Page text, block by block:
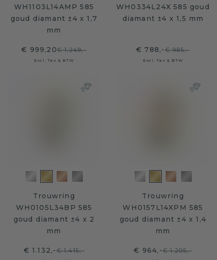
WH1103L14AMP 585
goud diamant ±4 x 1,7
mm
€ 999,20€ 1.249,-
Excl. Tax & BTW
WH0334L24X 585 goud
diamant ±4 x 1,5 mm
€ 788,-€ 985,-
Excl. Tax & BTW
Trouwring
WH0105L34BP 585
goud diamant ±4 x 2
mm
€ 1.132,-€ 1.415,-
Trouwring
WH0157L14XPM 585
goud diamant ±4 x 1,4
mm
€ 964,-€ 1.205,-